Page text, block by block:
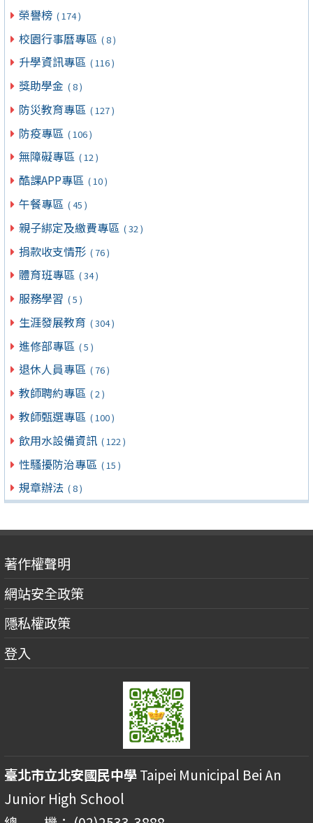
榮譽榜 ( 174 )
校園行事曆專區 ( 8 )
升學資訊專區 ( 116 )
獎助學金 ( 8 )
防災教育專區 ( 127 )
防疫專區 ( 106 )
無障礙專區 ( 12 )
酷課APP專區 ( 10 )
午餐專區 ( 45 )
親子綁定及繳費專區 ( 32 )
捐款收支情形 ( 76 )
體育班專區 ( 34 )
服務學習 ( 5 )
生涯發展教育 ( 304 )
進修部專區 ( 5 )
退休人員專區 ( 76 )
教師聘約專區 ( 2 )
教師甄選專區 ( 100 )
飲用水設備資訊 ( 122 )
性騷擾防治專區 ( 15 )
規章辦法 ( 8 )
著作權聲明
網站安全政策
隱私權政策
登入
臺北市立北安國民中學Taipei Municipal Bei An
Junior High School